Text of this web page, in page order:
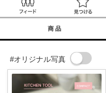
商品
#オリジナル写真